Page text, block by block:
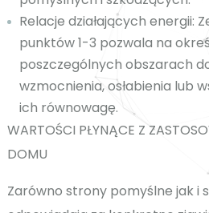
Relacje działających energii:
punktów 1-3 pozwala na
poszczególnych obszarach
wzmocnienia, osłabienia lub
ich równowagę.
WARTOŚCI PŁYNĄCE Z
DOMU
Zarówno strony pomyślne jak i